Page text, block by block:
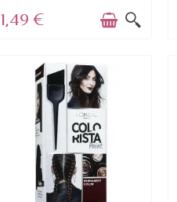
1,49 €